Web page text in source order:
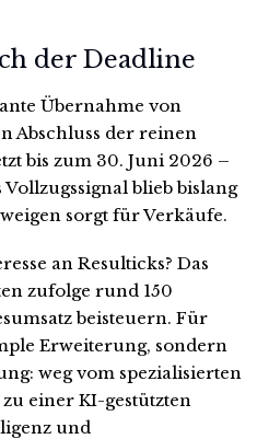
der Deadline
Übernahme von
Abschluss der reinen
bis zum 30. Juni 2026 –
Vollzugssignal blieb bislang
sorgt für Verkäufe.
an Resulticks? Das
zufolge rund 150
beisteuern. Für
Erweiterung, sondern
weg vom spezialisierten
einer KI-gestützten
und